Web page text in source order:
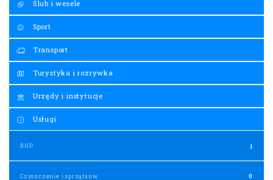
Ślub i wesele
Sport
Transport
Turystyka i rozrywka
Urzędy i instytucje
Usługi
BHP 1
Czyszczenie i sprzątanie 0